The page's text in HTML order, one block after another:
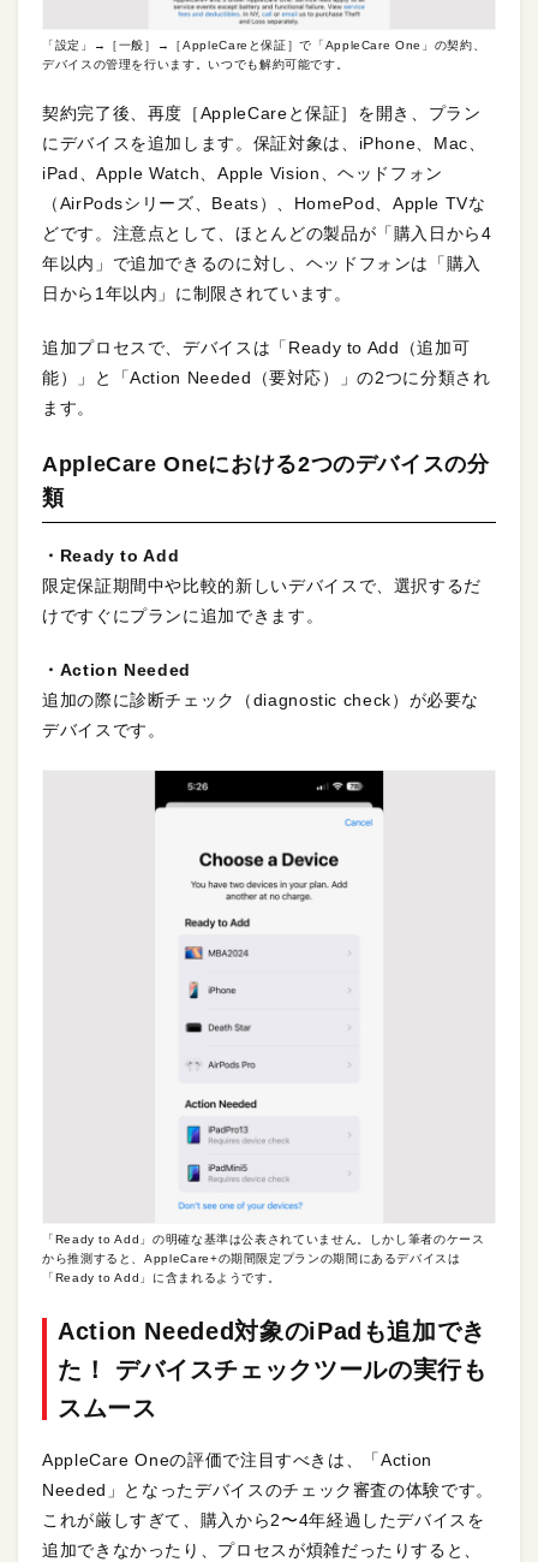
「設定」→［一般］→［AppleCareと保証］で「AppleCare One」の契約、
デバイスの管理を行います。いつでも解約可能です。
契約完了後、再度［AppleCareと保証］を開き、プラン
にデバイスを追加します。保証対象は、iPhone、Mac、
iPad、Apple Watch、Apple Vision、ヘッドフォン
（AirPodsシリーズ、Beats）、HomePod、Apple TVな
どです。注意点として、ほとんどの製品が「購入日から4
年以内」で追加できるのに対し、ヘッドフォンは「購入
日から1年以内」に制限されています。
追加プロセスで、デバイスは「Ready to Add（追加可
能）」と「Action Needed（要対応）」の2つに分類され
ます。
AppleCare Oneにおける2つのデバイスの分
類
・Ready to Add
限定保証期間中や比較的新しいデバイスで、選択するだ
けですぐにプランに追加できます。
・Action Needed
追加の際に診断チェック（diagnostic check）が必要な
デバイスです。
「Ready to Add」の明確な基準は公表されていません。しかし筆者のケース
から推測すると、AppleCare+の期間限定プランの期間にあるデバイスは
「Ready to Add」に含まれるようです。
Action Needed対象のiPadも追加でき
た！ デバイスチェックツールの実行も
スムース
AppleCare Oneの評価で注目すべきは、「Action
Needed」となったデバイスのチェック審査の体験です。
これが厳しすぎて、購入から2〜4年経過したデバイスを
追加できなかったり、プロセスが煩雑だったりすると、